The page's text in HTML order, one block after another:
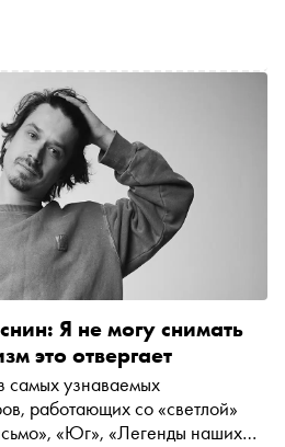
Я не могу снимать
это отвергает
узнаваемых
работающих со «светлой»
«Юг», «Легенды наших